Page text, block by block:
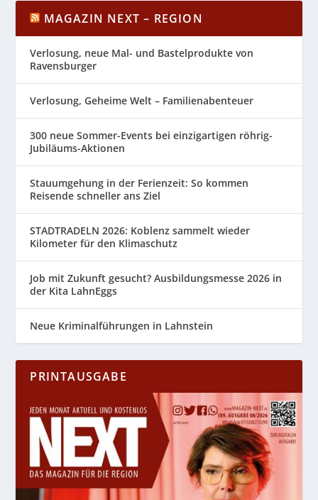
MAGAZIN NEXT – REGION
Verlosung, neue Mal- und Bastelprodukte von
Ravensburger
Verlosung, Geheime Welt – Familienabenteuer
300 neue Sommer-Events bei einzigartigen röhrig-
Jubiläums-Aktionen
Stauumgehung in der Ferienzeit: So kommen
Reisende schneller ans Ziel
STADTRADELN 2026: Koblenz sammelt wieder
Kilometer für den Klimaschutz
Job mit Zukunft gesucht? Ausbildungsmesse 2026 in
der Kita LahnEggs
Neue Kriminalführungen in Lahnstein
PRINTAUSGABE